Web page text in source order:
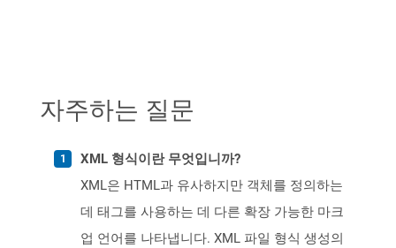
자주하는 질문
XML 형식이란 무엇입니까?
XML은 HTML과 유사하지만 객체를 정의하는
데 태그를 사용하는 데 다른 확장 가능한 마크
업 언어를 나타냅니다. XML 파일 형식 생성의